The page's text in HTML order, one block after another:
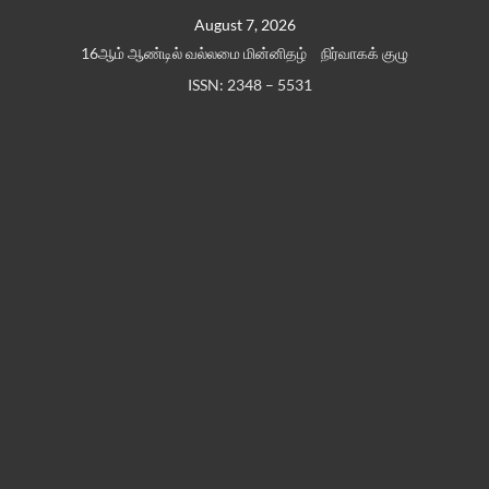
August 7, 2026
16ஆம் ஆண்டில் வல்லமை மின்னிதழ்
நிர்வாகக் குழு
ISSN: 2348 – 5531